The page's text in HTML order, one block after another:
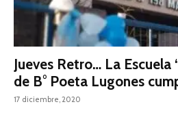
Jueves Retro… La Escuela
de B° Poeta Lugones
17 diciembre, 2020